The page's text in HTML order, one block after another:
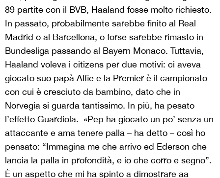
89 partite con il BVB, Haaland fosse molto richiesto.
In passato, probabilmente sarebbe finito al Real
Madrid o al Barcellona, o forse sarebbe rimasto in
Bundesliga passando al Bayern Monaco. Tuttavia,
Haaland voleva i citizens per due motivi: ci aveva
giocato suo papà Alfie e la Premier è il campionato
con cui è cresciuto da bambino, dato che in
Norvegia si guarda tantissimo. In più, ha pesato
l’effetto Guardiola. «Pep ha giocato un po’ senza un
attaccante e ama tenere palla – ha detto – così ho
pensato: “Immagina me che arrivo ed Ederson che
lancia la palla in profondità, e io che corro e segno”.
È un aspetto che mi ha spinto a dimostrare aa